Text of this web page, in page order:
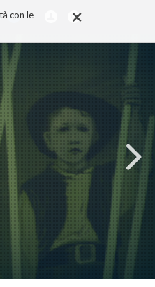
×
con le